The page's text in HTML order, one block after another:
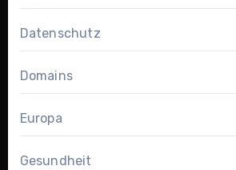
Datenschutz
Domains
Europa
Gesundheit